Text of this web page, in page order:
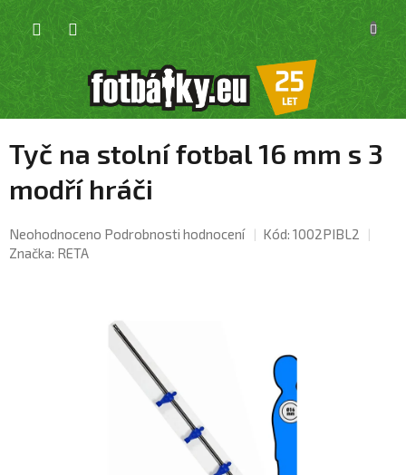
Přejít
obsah
KOŠÍK
Tyč na stolní fotbal 16 mm s 3
modří hráči
Průměrné
hodnocení
Neohodnoceno Podrobnosti hodnocení Kód: 1002PIBL2
Značka: RETA